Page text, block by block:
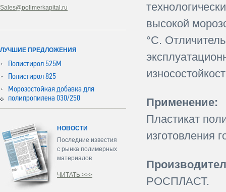
Sales@polimerkapital.ru
ЛУЧШИЕ ПРЕДЛОЖЕНИЯ
Полистирол 525М
Полистирол 825
Морозостойкая добавка для
полипропилена 030/250
НОВОСТИ
Последние известия
с рынка полимерных
материалов
ЧИТАТЬ >>>
высокой
°С.
Применение:
Пластикат
изготовления
РОСПЛАСТ.